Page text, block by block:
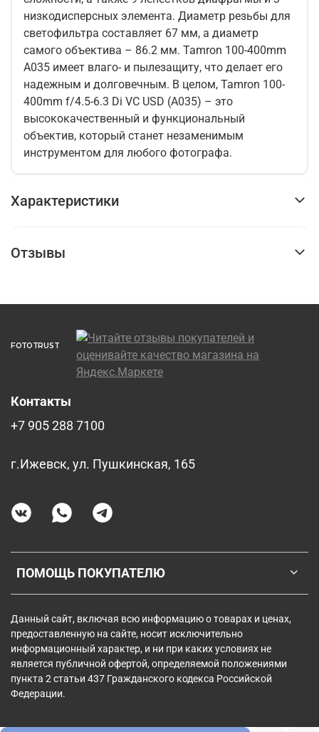
низкодисперсных элемента. Диаметр резьбы для
светофильтра составляет 67 мм, а диаметр
самого объектива – 86.2 мм. Tamron 100-400mm
A035 имеет влаго- и пылезащиту, что делает его
надежным и долговечным. В целом, Tamron 100-
400mm f/4.5-6.3 Di VC USD (A035) – это
высококачественный и функциональный
объектив, который станет незаменимым
инструментом для любого фотографа.
Характеристики
Отзывы
FOTOTRUST
ПОМОЩЬ ПОКУПАТЕЛЮ
Контакты
+7 905 288 7100
г.Ижевск, ул. Пушкинская, 165
Данный сайт, включая всю информацию о товарах и ценах,
предоставленную на сайте, носит исключительно
информационный характер, и ни при каких условиях не
является публичной офертой, определяемой положениями
пункта 2 статьи 437 Гражданского кодекса Российской
Федерации.